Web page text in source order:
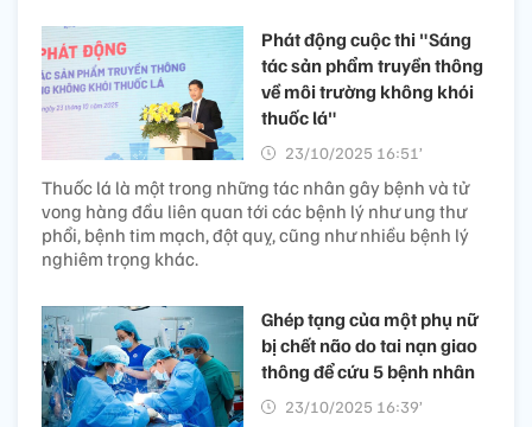
Phát động cuộc thi "Sáng
tác sản phẩm truyền thông
về môi trường không khói
thuốc lá"
23/10/2025 16:51’
Thuốc lá là một trong những tác nhân gây bệnh và tử
vong hàng đầu liên quan tới các bệnh lý như ung thư
phổi, bệnh tim mạch, đột quỵ, cũng như nhiều bệnh lý
nghiêm trọng khác.
Ghép tạng của một phụ nữ
bị chết não do tai nạn giao
thông để cứu 5 bệnh nhân
23/10/2025 16:39’